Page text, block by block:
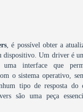
, é possível obter a
dispositivo. Um driver é
uma interface que
o sistema operativo,
tipo de resposta do
são uma peça